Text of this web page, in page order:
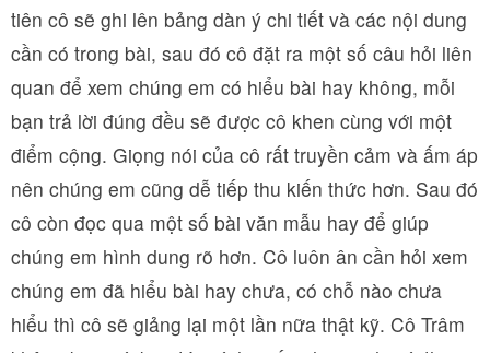
tiên cô sẽ ghi lên bảng dàn ý chi tiết và các nội dung
cần có trong bài, sau đó cô đặt ra một số câu hỏi liên
quan để xem chúng em có hiểu bài hay không, mỗi
bạn trả lời đúng đều sẽ được cô khen cùng với một
điểm cộng. Giọng nói của cô rất truyền cảm và ấm áp
nên chúng em cũng dễ tiếp thu kiến thức hơn. Sau đó
cô còn đọc qua một số bài văn mẫu hay để giúp
chúng em hình dung rõ hơn. Cô luôn ân cần hỏi xem
chúng em đã hiểu bài hay chưa, có chỗ nào chưa
hiểu thì cô sẽ giảng lại một lần nữa thật kỹ. Cô Trâm